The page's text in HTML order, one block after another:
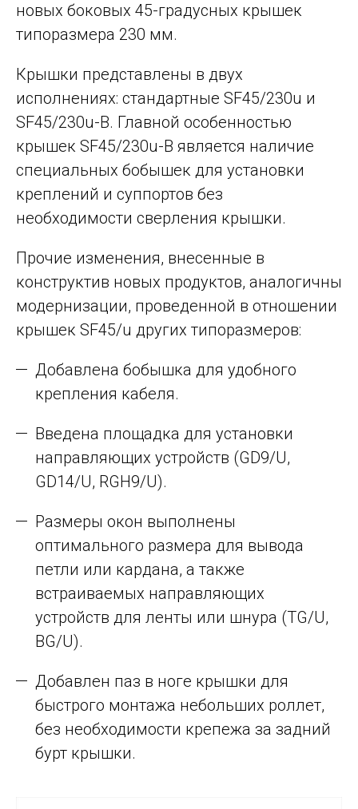
новых боковых 45-градусных крышек
типоразмера 230 мм.
Крышки представлены в двух
исполнениях: стандартные SF45/230u и
SF45/230u-B. Главной особенностью
крышек SF45/230u-B является наличие
специальных бобышек для установки
креплений и суппортов без
необходимости сверления крышки.
Прочие изменения, внесенные в
конструктив новых продуктов, аналогичны
модернизации, проведенной в отношении
крышек SF45/u других типоразмеров:
Добавлена бобышка для удобного
крепления кабеля.
Введена площадка для установки
направляющих устройств (GD9/U,
GD14/U, RGH9/U).
Размеры окон выполнены
оптимального размера для вывода
петли или кардана, а также
встраиваемых направляющих
устройств для ленты или шнура (TG/U,
BG/U).
Добавлен паз в ноге крышки для
быстрого монтажа небольших роллет,
без необходимости крепежа за задний
бурт крышки.